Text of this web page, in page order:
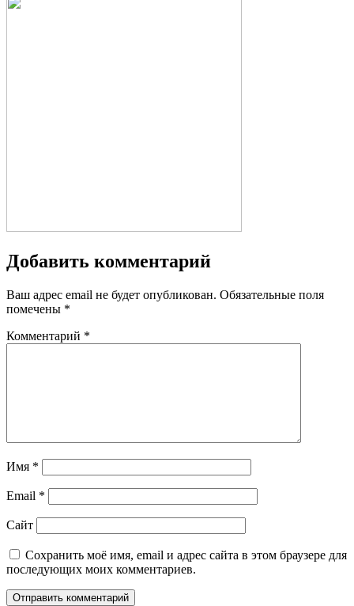
Добавить комментарий
Ваш адрес email не будет опубликован. Обязательные поля
помечены *
Комментарий *
Имя *
Email *
Сайт
Сохранить моё имя, email и адрес сайта в этом браузере для
последующих моих комментариев.